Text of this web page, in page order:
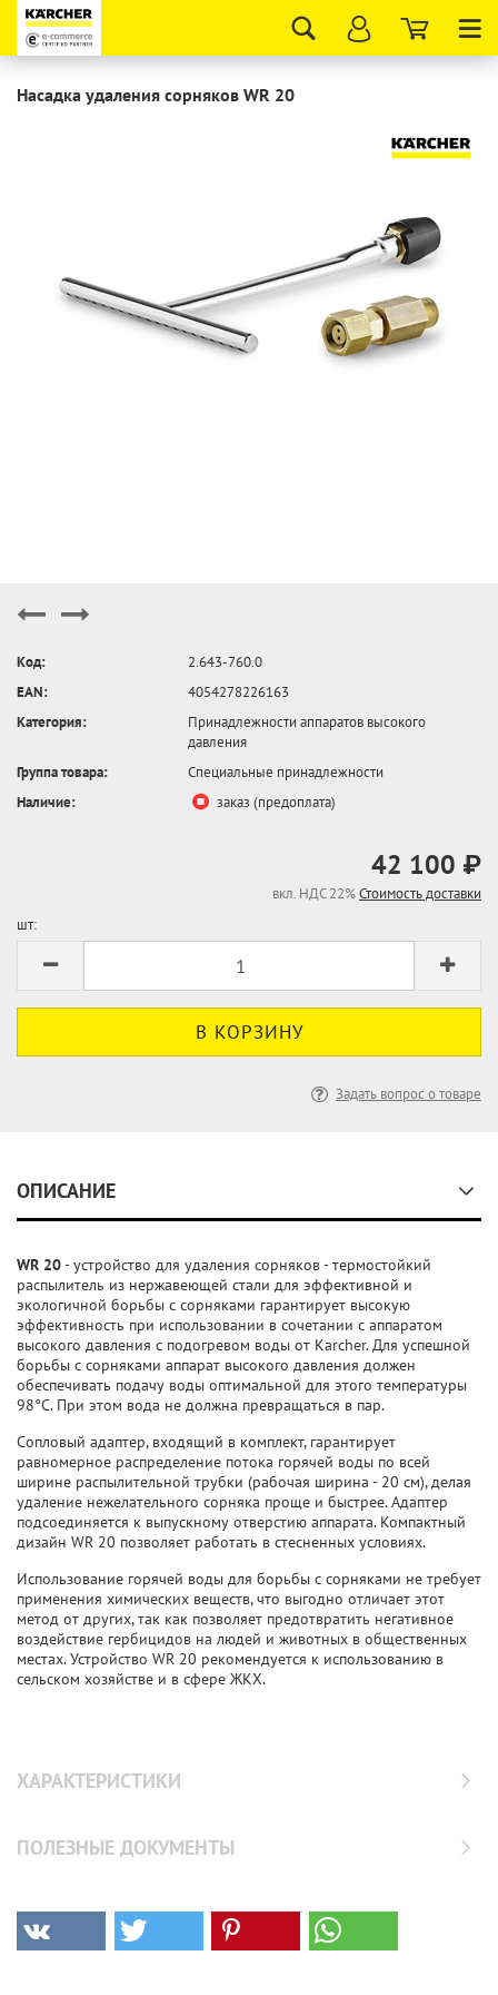
Насадка удаления сорняков WR 20
Код:
2.643-760.0
EAN:
4054278226163
Категория:
Принадлежности аппаратов высокого
давления
Группа товара:
Специальные принадлежности
Наличие:
заказ (предоплата)
42 100 ₽
вкл. НДС 22%Стоимость доставки
шт:
Задать вопрос о товаре
ОПИСАНИЕ
WR 20- устройство для удаления сорняков - термостойкий
распылитель из нержавеющей стали для эффективной и
экологичной борьбы с сорняками гарантирует высокую
эффективность при использовании в сочетании с аппаратом
высокого давления с подогревом воды от Karcher. Для успешной
борьбы с сорняками аппарат высокого давления должен
обеспечивать подачу воды оптимальной для этого температуры
98°C. При этом вода не должна превращаться в пар.
Сопловый адаптер, входящий в комплект, гарантирует
равномерное распределение потока горячей воды по всей
ширине распылительной трубки (рабочая ширина - 20 см), делая
удаление нежелательного сорняка проще и быстрее. Адаптер
подсоединяется к выпускному отверстию аппарата. Компактный
дизайн WR 20 позволяет работать в стесненных условиях.
Использование горячей воды для борьбы с сорняками не требует
применения химических веществ, что выгодно отличает этот
метод от других, так как позволяет предотвратить негативное
воздействие гербицидов на людей и животных в общественных
местах. Устройство WR 20 рекомендуется к использованию в
сельском хозяйстве и в сфере ЖКХ.
ХАРАКТЕРИСТИКИ
ПОЛЕЗНЫЕ ДОКУМЕНТЫ